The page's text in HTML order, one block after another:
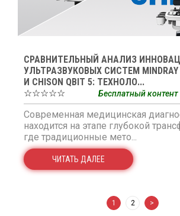
СРАВНИТЕЛЬНЫЙ АНАЛИЗ
УЛЬТРАЗВУКОВЫХ СИСТЕМ MINDRAY
И CHISON QBIT 5: ТЕХНОЛО...
☆☆☆☆☆
Бесплатный контент
Современная медицинская
находится на этапе глубокой
где традиционные мето...
ЧИТАТЬ ДАЛЕЕ
1 2 >